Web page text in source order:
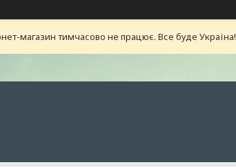
магазин тимчасово не працює. Все буде Україна!